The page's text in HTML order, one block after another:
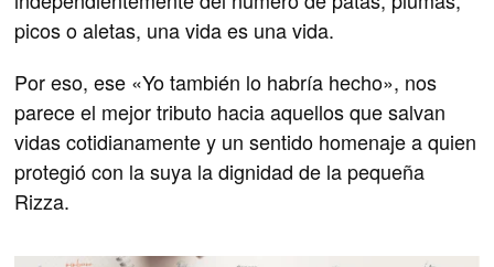
picos o aletas, una vida es una vida.
Por eso, ese «Yo también lo habría hecho», nos
parece el mejor tributo hacia aquellos que salvan
vidas cotidianamente y un sentido homenaje a quien
protegió con la suya la dignidad de la pequeña
Rizza.